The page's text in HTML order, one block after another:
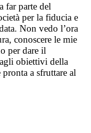
far parte del
per la fiducia e
Non vedo l’ora
conoscere le mie
per dare il
obiettivi della
a sfruttare al